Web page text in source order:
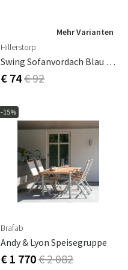
Mehr Varianten
Hillerstorp
Swing Sofanvordach Blau Mit Weißem Rand
€ 74€ 92
-15%
Brafab
Andy & Lyon Speisegruppe
€ 1 770€ 2 082